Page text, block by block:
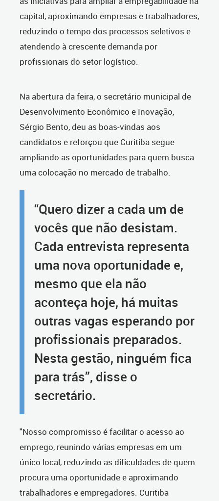
capital, aproximando empresas e trabalhadores,
reduzindo o tempo dos processos seletivos e
atendendo à crescente demanda por
profissionais do setor logístico.
Na abertura da feira, o secretário municipal de
Desenvolvimento Econômico e Inovação,
Sérgio Bento, deu as boas-vindas aos
candidatos e reforçou que Curitiba segue
ampliando as oportunidades para quem busca
uma colocação no mercado de trabalho.
“Quero dizer a cada um de
vocês que não desistam.
Cada entrevista representa
uma nova oportunidade e,
mesmo que ela não
aconteça hoje, há muitas
outras vagas esperando por
profissionais preparados.
Nesta gestão, ninguém fica
para trás”, disse o
secretário.
"Nosso compromisso é facilitar o acesso ao
emprego, reunindo várias empresas em um
único local, reduzindo as dificuldades de quem
procura uma oportunidade e aproximando
trabalhadores e empregadores. Curitiba